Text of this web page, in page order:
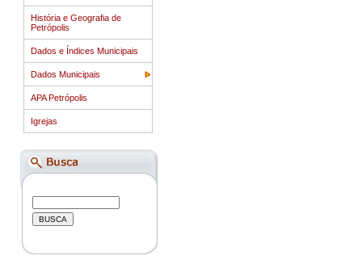
História e Geografia de
Petrópolis
Dados e Índices Municipais
Dados Municipais
APA Petrópolis
Igrejas